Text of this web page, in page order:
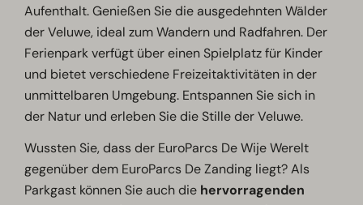
Aufenthalt. Genießen Sie die ausgedehnten Wälder
der Veluwe, ideal zum Wandern und Radfahren. Der
Ferienpark verfügt über einen Spielplatz für Kinder
und bietet verschiedene Freizeitaktivitäten in der
unmittelbaren Umgebung. Entspannen Sie sich in
der Natur und erleben Sie die Stille der Veluwe.
Wussten Sie, dass der EuroParcs De Wije Werelt
gegenüber dem EuroParcs De Zanding liegt? Als
Parkgast können Sie auch die hervorragenden